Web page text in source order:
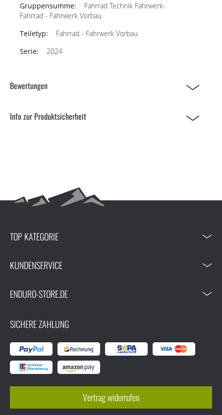
Fahrrad Technik Fahrwerk-
Fahrrad - Fahrwerk Vorbau
Fahrrad - Fahrwerk Vorbau
2024
Bewertungen
Info zur Produktsicherheit
TOP KATEGORIE
KUNDENSERVICE
ENDURO-STORE.DE
SICHERE ZAHLUNG
Vertrag widerrufen